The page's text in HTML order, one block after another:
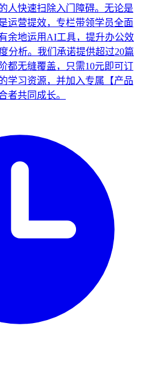
人快速扫除入门障碍。无论是
运营提效，专栏带领学员全面
余地运用AI工具，提升办公效
分析。我们承诺提供超过20篇
都无缝覆盖，只需10元即可订
学习资源，并加入专属【产品
者共同成长。